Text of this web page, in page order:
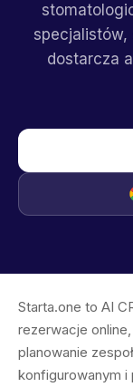
specjalistów,
dostarcza
Starta.one to AI
rezerwacje
planowanie
konfigurowanym i